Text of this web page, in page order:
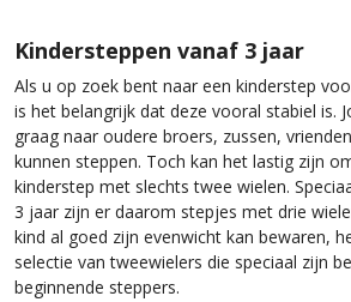
Kindersteppen vanaf 3 jaar
Als u op zoek bent naar een kinderstep
is het belangrijk dat deze vooral stabiel is.
graag naar oudere broers, zussen,
kunnen steppen. Toch kan het lastig zijn
kinderstep met slechts twee wielen.
3 jaar zijn er daarom stepjes met drie
kind al goed zijn evenwicht kan bewaren,
selectie van tweewielers die speciaal zijn
beginnende steppers.